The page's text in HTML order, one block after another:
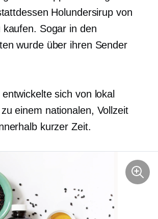
Holundersirup von
Sogar in den
wurde über ihren Sender
sich von lokal
einem nationalen, Vollzeit
kurzer Zeit.